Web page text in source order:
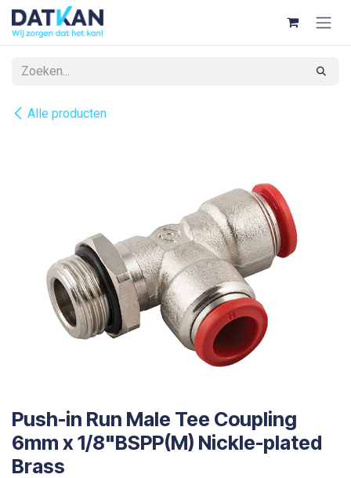
Overslaan naar inhoud
Alle producten
Push-in Run Male Tee Coupling
6mm x 1/8"BSPP(M) Nickle-plated
Brass